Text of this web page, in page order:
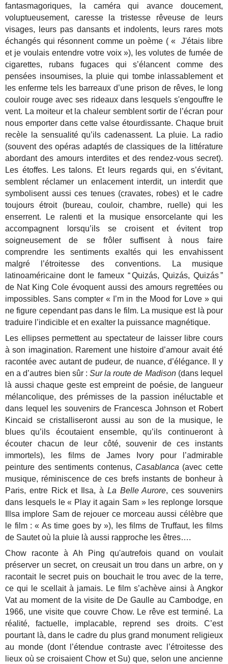
fantasmagoriques, la caméra qui avance doucement,
voluptueusement, caresse la tristesse rêveuse de leurs
visages, leurs pas dansants et indolents, leurs rares mots
échangés qui résonnent comme un poème ( « J'étais libre
et je voulais entendre votre voix »), les volutes de fumée de
cigarettes, rubans fugaces qui s’élancent comme des
pensées insoumises, la pluie qui tombe inlassablement et
les enferme tels les barreaux d’une prison de rêves, le long
couloir rouge avec ses rideaux dans lesquels s'engouffre le
vent. La moiteur et la chaleur semblent sortir de l’écran pour
nous emporter dans cette valse étourdissante. Chaque bruit
recèle la sensualité qu’ils cadenassent. La pluie. La radio
(souvent des opéras adaptés de classiques de la littérature
abordant des amours interdites et des rendez-vous secret).
Les étoffes. Les talons. Et leurs regards qui, en s’évitant,
semblent réclamer un enlacement interdit, un interdit que
symbolisent aussi ces tenues (cravates, robes) et le cadre
toujours étroit (bureau, couloir, chambre, ruelle) qui les
enserrent. Le ralenti et la musique ensorcelante qui les
accompagnent lorsqu’ils se croisent et évitent trop
soigneusement de se frôler suffisent à nous faire
comprendre les sentiments exaltés qui les envahissent
malgré l’étroitesse des conventions. La musique
latinoaméricaine dont le fameux “ Quizás, Quizás, Quizás ”
de Nat King Cole évoquent aussi des amours regrettées ou
impossibles. Sans compter « I’m in the Mood for Love » qui
ne figure cependant pas dans le film. La musique est là pour
traduire l’indicible et en exalter la puissance magnétique.
Les ellipses permettent au spectateur de laisser libre cours
à son imagination. Rarement une histoire d’amour avait été
racontée avec autant de pudeur, de nuance, d’élégance. Il y
en a d’autres bien sûr : Sur la route de Madison(dans lequel
là aussi chaque geste est empreint de poésie, de langueur
mélancolique, des prémisses de la passion inéluctable et
dans lequel les souvenirs de Francesca Johnson et Robert
Kincaid se cristalliseront aussi au son de la musique, le
blues qu’ils écoutaient ensemble, qu’ils continueront à
écouter chacun de leur côté, souvenir de ces instants
immortels), les films de James Ivory pour l’admirable
peinture des sentiments contenus, Casablanca (avec cette
musique, réminiscence de ces brefs instants de bonheur à
Paris, entre Rick et Ilsa, à La Belle Aurore, ces souvenirs
dans lesquels le « Play it again Sam » les replonge lorsque
Illsa implore Sam de rejouer ce morceau aussi célèbre que
le film : « As time goes by »), les films de Truffaut, les films
de Sautet où la pluie là aussi rapproche les êtres….
Chow raconte à Ah Ping qu'autrefois quand on voulait
préserver un secret, on creusait un trou dans un arbre, on y
racontait le secret puis on bouchait le trou avec de la terre,
ce qui le scellait à jamais. Le film s’achève ainsi à Angkor
Vat au moment de la visite de De Gaulle au Cambodge, en
1966, une visite que couvre Chow. Le rêve est terminé. La
réalité, factuelle, implacable, reprend ses droits. C’est
pourtant là, dans le cadre du plus grand monument religieux
au monde (dont l’étendue contraste avec l’étroitesse des
lieux où se croisaient Chow et Su) que, selon une ancienne